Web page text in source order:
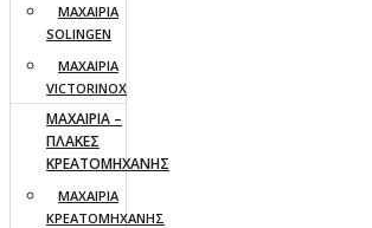
ΜΑΧΑΙΡΙΑ
SOLINGEN
ΜΑΧΑΙΡΙΑ
VICTORINOX
ΜΑΧΑΙΡΙΑ –
ΠΛΑΚΕΣ
ΚΡΕΑΤΟΜΗΧΑΝΗΣ
ΜΑΧΑΙΡΙΑ
ΚΡΕΑΤΟΜΗΧΑΝΗΣ